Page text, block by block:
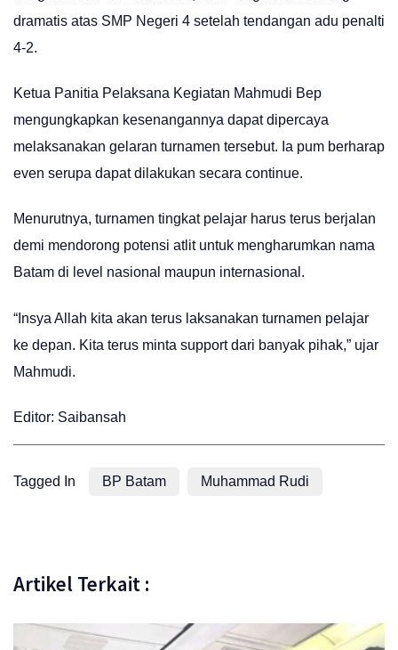
dramatis atas SMP Negeri 4 setelah tendangan adu penalti
4-2.
Ketua Panitia Pelaksana Kegiatan Mahmudi Bep
mengungkapkan kesenangannya dapat dipercaya
melaksanakan gelaran turnamen tersebut. Ia pum berharap
even serupa dapat dilakukan secara continue.
Menurutnya, turnamen tingkat pelajar harus terus berjalan
demi mendorong potensi atlit untuk mengharumkan nama
Batam di level nasional maupun internasional.
“Insya Allah kita akan terus laksanakan turnamen pelajar
ke depan. Kita terus minta support dari banyak pihak,” ujar
Mahmudi.
Editor: Saibansah
Tagged In BP Batam Muhammad Rudi
Artikel Terkait :